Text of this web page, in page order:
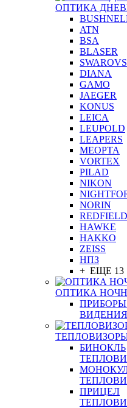
ОПТИКА
ATN
BSA
BLASER
DIANA
GAMO
JAEGER
KONUS
LEICA
LEUPOLD
LEAPERS
MEOPTA
VORTEX
PILAD
NIKON
NORIN
REDFIELD
HAWKE
HAKKO
ZEISS
НПЗ
+ ЕЩЕ 13
ОПТИКА
ВИДЕНИЯ
БИНОКЛЬ
ПРИЦЕЛ